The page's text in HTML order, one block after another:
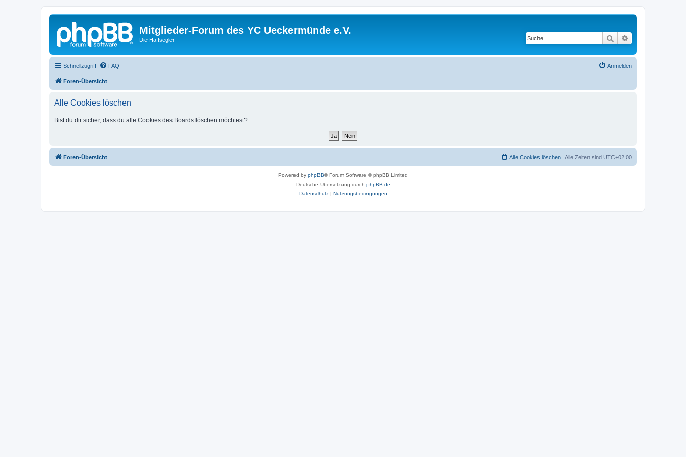
Mitglieder-Forum des YC Ueckermünde e.V.
Die Haffsegler Suche
Schnellzugriff FAQ Anmelden
Foren-Übersicht
Alle Cookies löschen
Bist du dir sicher, dass du alle Cookies des Boards löschen möchtest?
Foren-Übersicht Alle Zeiten sind UTC+02:00
Alle Cookies löschen
Powered by phpBB® Forum Software © phpBB Limited
Deutsche Übersetzung durch phpBB.de
Datenschutz| Nutzungsbedingungen